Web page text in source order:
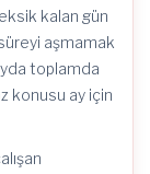
kalan gün
aşmamak
toplamda
konusu ay için